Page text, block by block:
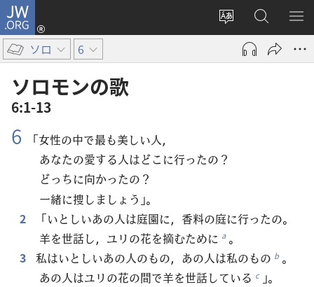
JW.ORG
サ
ト
ロ
グ
ン
で
JW.ORG
の
検
メ
を
ソロ 6
ソロモン​の​歌
6:1-13
6 「女性の中で最も美しい人，
あなたの愛する人はどこに行ったの？
どっちに向かったの？
一緒に捜しましょう」。
2
「いとしいあの人は庭園に，香料の庭に行ったの。
羊を世話し，ユリの花を摘むために a 。
3
私はいとしいあの人のもの，あの人は私のもの b 。
あの人はユリの花の間で羊を世話している c 」。